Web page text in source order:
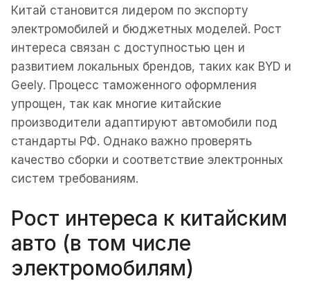
Китай становится лидером по экспорту
электромобилей и бюджетных моделей. Рост
интереса связан с доступностью цен и
развитием локальных брендов, таких как BYD и
Geely. Процесс таможенного оформления
упрощен, так как многие китайские
производители адаптируют автомобили под
стандарты РФ. Однако важно проверять
качество сборки и соответствие электронных
систем требованиям.
Рост интереса к китайским
авто (в том числе
электромобилям)